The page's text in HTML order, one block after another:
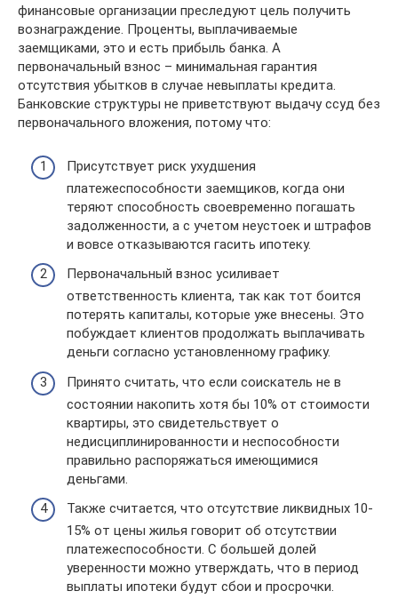
финансовые организации преследуют цель получить
вознаграждение. Проценты, выплачиваемые
заемщиками, это и есть прибыль банка. А
первоначальный взнос – минимальная гарантия
отсутствия убытков в случае невыплаты кредита.
Банковские структуры не приветствуют выдачу ссуд без
первоначального вложения, потому что:
Присутствует риск ухудшения
платежеспособности заемщиков, когда они
теряют способность своевременно погашать
задолженности, а с учетом неустоек и штрафов
и вовсе отказываются гасить ипотеку.
Первоначальный взнос усиливает
ответственность клиента, так как тот боится
потерять капиталы, которые уже внесены. Это
побуждает клиентов продолжать выплачивать
деньги согласно установленному графику.
Принято считать, что если соискатель не в
состоянии накопить хотя бы 10% от стоимости
квартиры, это свидетельствует о
недисциплинированности и неспособности
правильно распоряжаться имеющимися
деньгами.
Также считается, что отсутствие ликвидных 10-
15% от цены жилья говорит об отсутствии
платежеспособности. С большей долей
уверенности можно утверждать, что в период
выплаты ипотеки будут сбои и просрочки.